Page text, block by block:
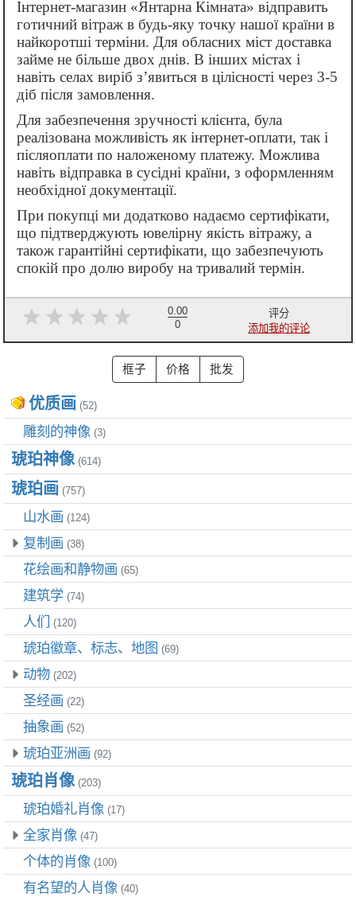
Інтернет-магазин «Янтарна Кімната» відправить
готичний вітраж в будь-яку точку нашої країни в
найкоротші терміни. Для обласних міст доставка
займе не більше двох днів. В інших містах і
навіть селах виріб з’явиться в цілісності через 3-5
діб після замовлення.
Для забезпечення зручності клієнта, була
реалізована можливість як інтернет-оплати, так і
післяоплати по наложеному платежу. Можлива
навіть відправка в сусідні країни, з оформленням
необхідної документації.
При покупці ми додатково надаємо сертифікати,
що підтверджують ювелірну якість вітражу, а
також гарантійні сертифікати, що забезпечують
спокій про долю виробу на тривалий термін.
0.00
0
评分
添加我的评论
优质画 (52)
雕刻的神像 (3)
琥珀神像(614)
琥珀画 (757)
山水画 (124)
复制画 (38)
花绘画和静物画 (65)
建筑学 (74)
人们 (120)
琥珀徽章、标志、地图 (69)
动物 (202)
圣经画 (22)
抽象画 (52)
琥珀亚洲画 (92)
琥珀肖像(203)
琥珀婚礼肖像 (17)
全家肖像 (47)
个体的肖像 (100)
有名望的人肖像 (40)